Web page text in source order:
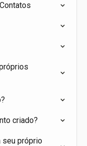
criado?
seu próprio